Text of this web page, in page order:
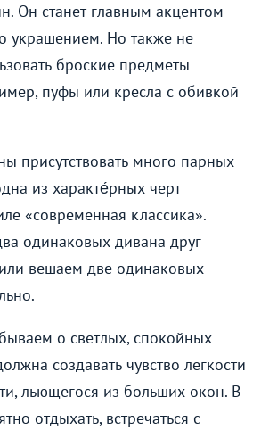
Он станет главным акцентом
украшением. Но также не
броские предметы
пуфы или кресла с обивкой
присутствовать много парных
из характе́рных черт
«современная классика».
одинаковых дивана друг
вешаем две одинаковых
о светлых, спокойных
создавать чувство лёгкости
льющегося из больших окон. В
отдыхать, встречаться с